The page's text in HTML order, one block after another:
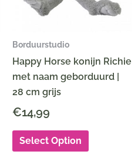
Borduurstudio
Happy Horse konijn Richie
met naam geborduurd |
28 cm grijs
€14,99
Select Option